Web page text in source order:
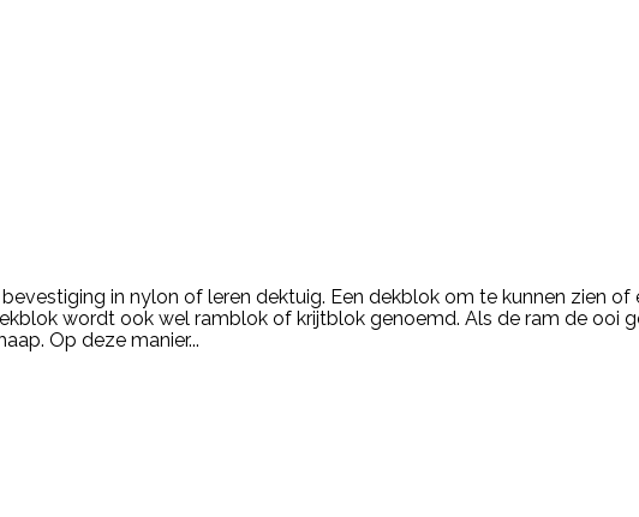
in nylon of leren dektuig. Een dekblok om te kunnen zien
wordt ook wel ramblok of krijtblok genoemd. Als de ram de ooi
Op deze manier...